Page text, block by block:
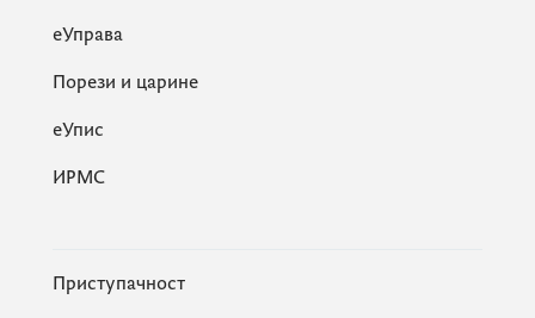
еУправа
Порези и царине
eУпис
ИРМС
Приступачност